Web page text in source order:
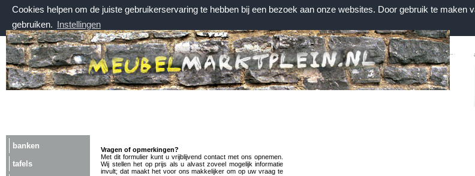
Cookies helpen om de juiste gebruikerservaring te hebben bij een bezoek aan onze websites. Door gebruik te maken
gebruiken. Instellingen
vrijdag 7 augustus 2026, 03:08 uur
Welkom bij Meubelmarktplein.nl
Home | Contact | Favorieten
banken
tafels
Vragen of opmerkingen?
Met dit formulier kunt u vrijblijvend contact met ons opnemen.
Wij stellen het op prijs als u alvast zoveel mogelijk informatie
invult; dat maakt het voor ons makkelijker om op uw vraag te